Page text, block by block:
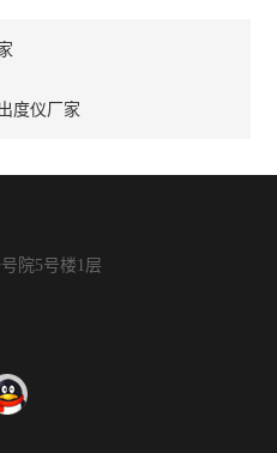
度仪厂家
院5号楼1层